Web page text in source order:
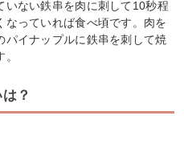
いない鉄串を肉に刺して10秒程
っていれば食べ頃です。肉を
イナップルに鉄串を刺して焼
？